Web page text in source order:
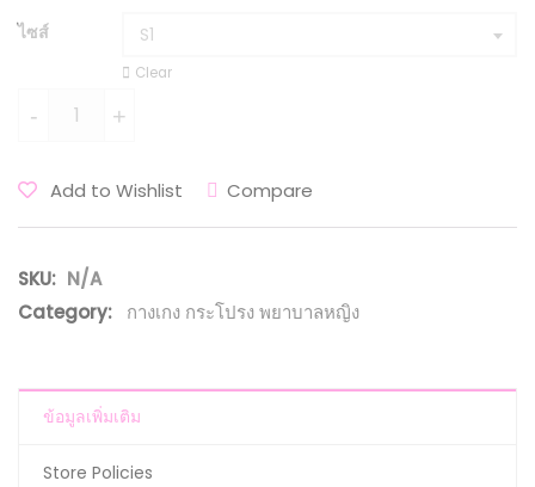
ไซส์ S1
Clear
+
-
Add to Wishlist Compare
SKU: N/A
Category:
กางเกง กระโปรง พยาบาลหญิง
ข้อมูลเพิ่มเติม
Store Policies